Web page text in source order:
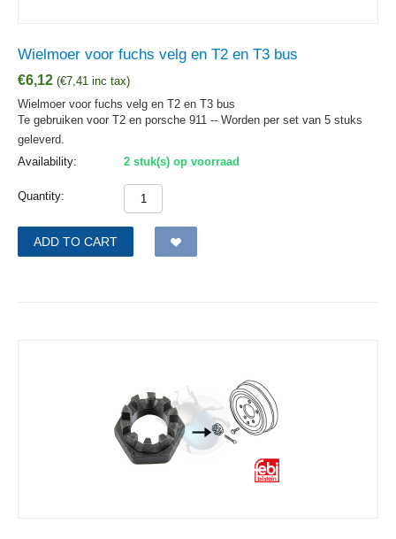
Wielmoer voor fuchs velg en T2 en T3 bus
€6,12 (€7,41 inc tax)
Wielmoer voor fuchs velg en T2 en T3 bus
Te gebruiken voor T2 en porsche 911 -- Worden per set van 5 stuks
geleverd.
Availability:
2 stuk(s) op voorraad
Quantity:
ADD TO CART